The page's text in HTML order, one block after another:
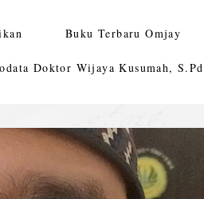
Buku Terbaru Omjay
Doktor Wijaya Kusumah,